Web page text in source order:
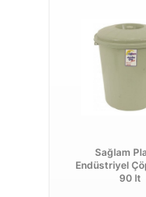
Sağlam
Endüstriyel
90 lt